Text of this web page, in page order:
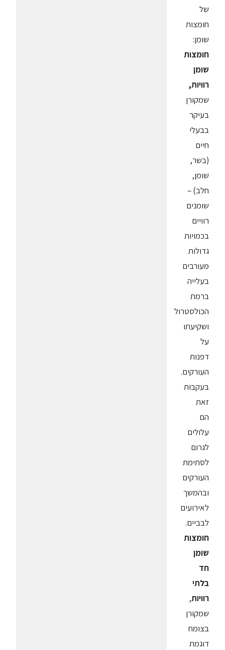
של
חומצות
שומן:
חומצות
שומן
רוויות,
שמקורן
בעיקר
בבעלי
חיים
(בשר,
שומן,
חלב) –
שומנים
רוויים
בכמויות
גדולות
מעורבים
בעלייה
ברמת
הכולסטרול
ושקיעתו
על
דפנות
העורקים.
בעקבות
זאת
הם
עלולים
לגרום
לסתימת
העורקים
ובהמשך
לאירועים
לבביים.
חומצות
שומן
חד
בלתי
רוויות,
שמקורן
בצומח
דוגמת